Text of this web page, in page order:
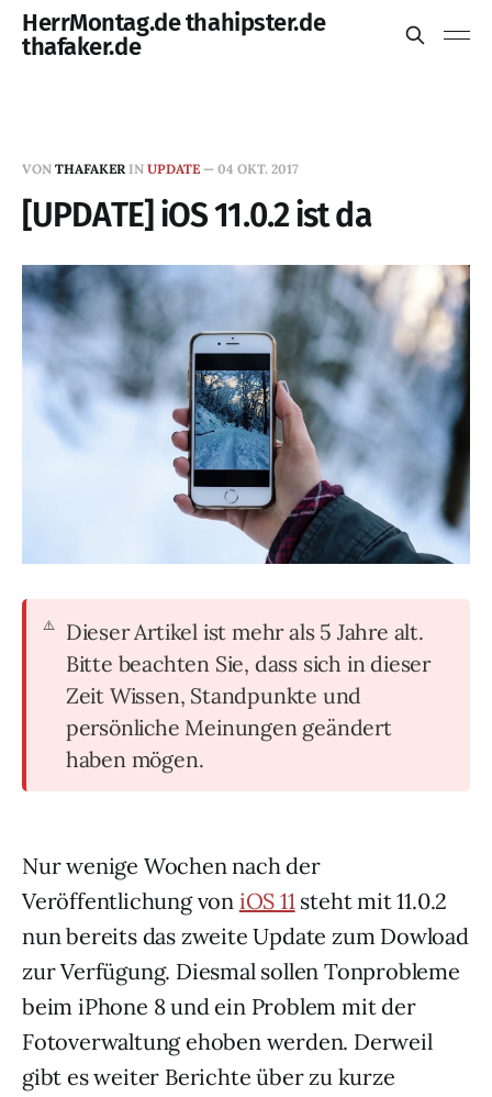
HerrMontag.de thahipster.de
thafaker.de
VON THAFAKER IN UPDATE — 04 OKT. 2017
[UPDATE] iOS 11.0.2 ist da
Dieser Artikel ist mehr als 5 Jahre alt.
Bitte beachten Sie, dass sich in dieser
Zeit Wissen, Standpunkte und
persönliche Meinungen geändert
haben mögen.
Nur wenige Wochen nach der
Veröffentlichung von iOS 11 steht mit 11.0.2
nun bereits das zweite Update zum Dowload
zur Verfügung. Diesmal sollen Tonprobleme
beim iPhone 8 und ein Problem mit der
Fotoverwaltung ehoben werden. Derweil
gibt es weiter Berichte über zu kurze